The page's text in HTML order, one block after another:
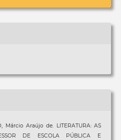
Márcio Araújo de. LITERATURA: AS
DE ESCOLA PÚBLICA E